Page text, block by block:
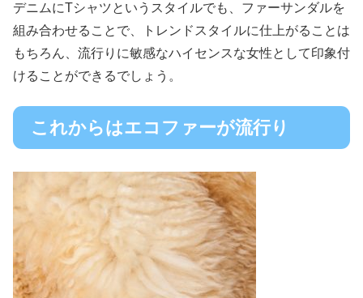
デニムにTシャツというスタイルでも、ファーサンダルを
組み合わせることで、トレンドスタイルに仕上がることは
もちろん、流行りに敏感なハイセンスな女性として印象付
けることができるでしょう。
これからはエコファーが流行り